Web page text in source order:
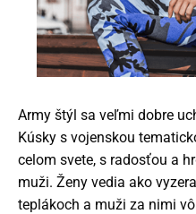
Army štýl sa veľmi dobre
Kúsky s vojenskou
celom svete, s radosťou a
muži. Ženy vedia ako
teplákoch a muži za nimi